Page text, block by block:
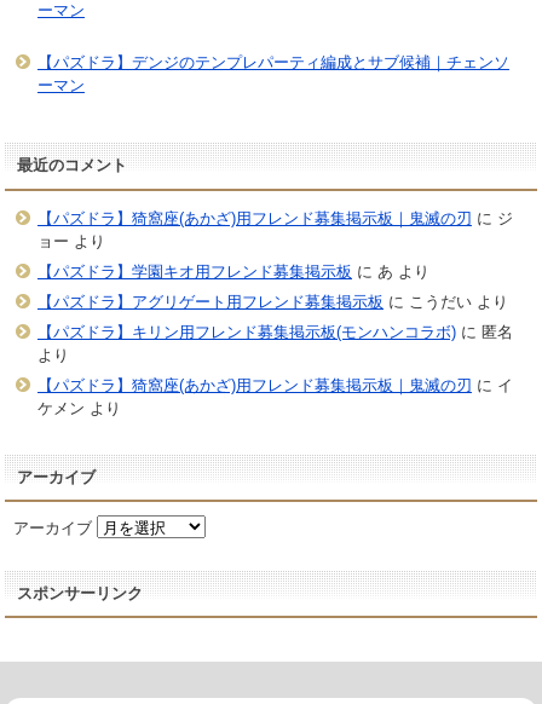
ーマン
【パズドラ】デンジのテンプレパーティ編成とサブ候補｜チェンソ
ーマン
最近のコメント
【パズドラ】猗窩座(あかざ)用フレンド募集掲示板｜鬼滅の刃 に ジ
ョー より
【パズドラ】学園キオ用フレンド募集掲示板 に あ より
【パズドラ】アグリゲート用フレンド募集掲示板 に こうだいより
【パズドラ】キリン用フレンド募集掲示板(モンハンコラボ)に 匿名
より
【パズドラ】猗窩座(あかざ)用フレンド募集掲示板｜鬼滅の刃 に イ
ケメン より
アーカイブ
アーカイブ
スポンサーリンク